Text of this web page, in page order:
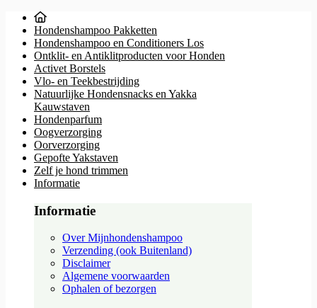
Hondenshampoo Pakketten
Hondenshampoo en Conditioners Los
Ontklit- en Antiklitproducten voor Honden
Activet Borstels
Vlo- en Teekbestrijding
Natuurlijke Hondensnacks en Yakka
Kauwstaven
Hondenparfum
Oogverzorging
Oorverzorging
Gepofte Yakstaven
Zelf je hond trimmen
Informatie
Informatie
Over Mijnhondenshampoo
Verzending (ook Buitenland)
Disclaimer
Algemene voorwaarden
Ophalen of bezorgen